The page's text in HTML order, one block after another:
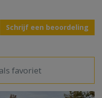
Schrijf een beoordeling
favoriet